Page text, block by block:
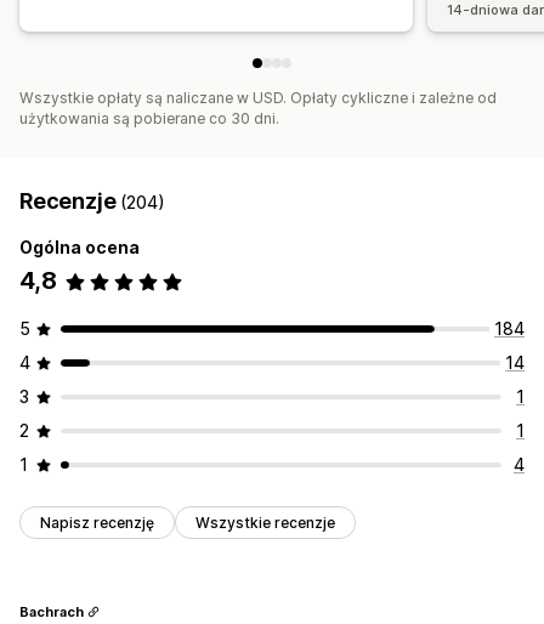
14-dniowa
Wszystkie opłaty są naliczane w USD. Opłaty cykliczne i zależne od
użytkowania są pobierane co 30 dni.
Recenzje (204)
Ogólna ocena
4,8
5
184
4
14
3
1
2
1
1
4
Napisz recenzję Wszystkie recenzje
Bachrach